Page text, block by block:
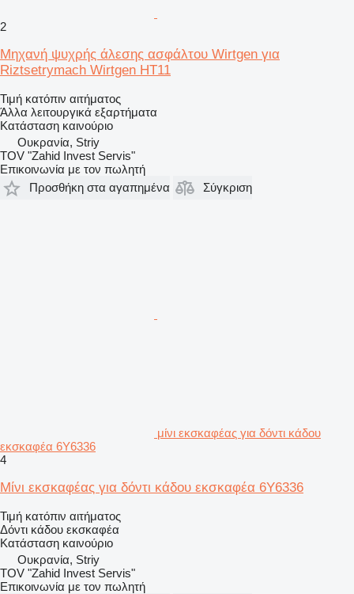
2
Μηχανή ψυχρής άλεσης ασφάλτου Wirtgen για
Riztsetrymach Wirtgen HT11
Τιμή κατόπιν αιτήματος
Άλλα λειτουργικά εξαρτήματα
Κατάσταση καινούριο
Ουκρανία, Striy
TOV "Zahid Invest Servis"
Επικοινωνία με τον πωλητή
Προσθήκη στα αγαπημένα
Σύγκριση
μίνι εκσκαφέας για δόντι κάδου
εκσκαφέα 6Y6336
4
Μίνι εκσκαφέας για δόντι κάδου εκσκαφέα 6Y6336
Τιμή κατόπιν αιτήματος
Δόντι κάδου εκσκαφέα
Κατάσταση καινούριο
Ουκρανία, Striy
TOV "Zahid Invest Servis"
Επικοινωνία με τον πωλητή